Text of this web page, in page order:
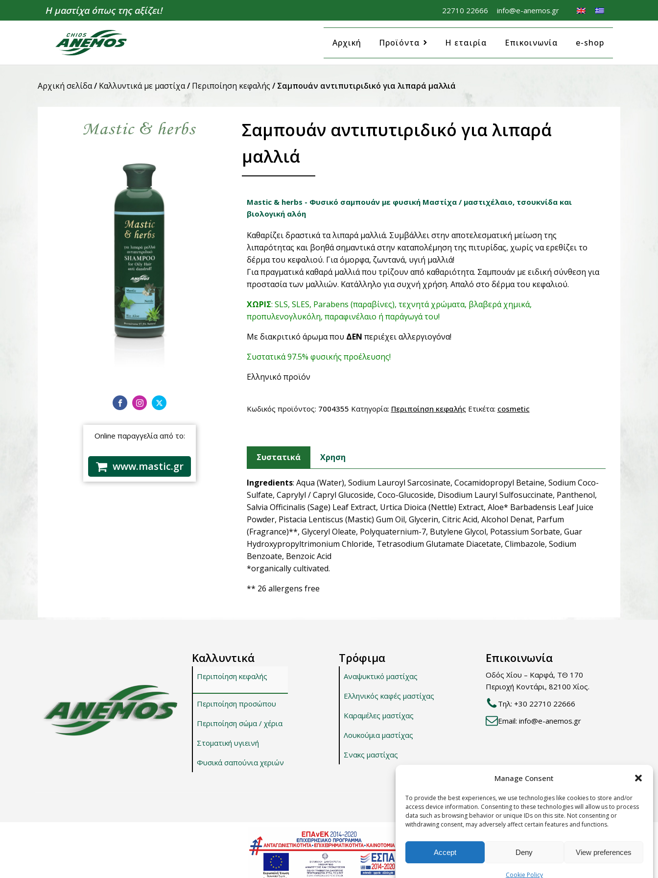
Manage Consent
To provide the best experiences, we use technologies like cookies to store and/or
access device information. Consenting to these technologies will allow us to process
data such as browsing behavior or unique IDs on this site. Not consenting or
withdrawing consent, may adversely affect certain features and functions.
Accept Deny View preferences
Cookie Policy
Η μαστίχα όπως της αξίζει! 22710 22666 info@e-anemos.gr
Αρχική Προϊόντα Η εταιρία Επικοινωνία e-shop
Αρχική σελίδα/ Καλλυντικά με μαστίχα/ Περιποίηση κεφαλής / Σαμπουάν αντιπυτιριδικό για λιπαρά μαλλιά
Online παραγγελία από το:
www.mastic.gr
Σαμπουάν αντιπυτιριδικό για λιπαρά
μαλλιά
Mastic & herbs - Φυσικό σαμπουάν με φυσική Μαστίχα / μαστιχέλαιο, τσουκνίδα και
βιολογική αλόη
Καθαρίζει δραστικά τα λιπαρά μαλλιά. Συμβάλλει στην αποτελεσματική μείωση της
λιπαρότητας και βοηθά σημαντικά στην καταπολέμηση της πιτυρίδας, χωρίς να ερεθίζει το
δέρμα του κεφαλιού. Για όμορφα, ζωντανά, υγιή μαλλιά!
Για πραγματικά καθαρά μαλλιά που τρίζουν από καθαριότητα. Σαμπουάν με ειδική σύνθεση για
προστασία των μαλλιών. Κατάλληλο για συχνή χρήση. Απαλό στο δέρμα του κεφαλιού.
ΧΩΡΙΣ: SLS, SLES, Parabens (παραβίνες), τεχνητά χρώματα, βλαβερά χημικά,
προπυλενογλυκόλη, παραφινέλαιο ή παράγωγά του!
Με διακριτικό άρωμα που ΔΕΝ περιέχει αλλεργιογόνα!
Συστατικά 97.5% φυσικής προέλευσης!
Ελληνικό προϊόν
Κωδικός προϊόντος: 7004355 Κατηγορία: Περιποίηση κεφαλής Ετικέτα: cosmetic
Συστατικά Χρηση
Ingredients: Aqua (Water), Sodium Lauroyl Sarcosinate, Cocamidopropyl Betaine, Sodium Coco-
Sulfate, Caprylyl / Capryl Glucoside, Coco-Glucoside, Disodium Lauryl Sulfosuccinate, Panthenol,
Salvia Officinalis (Sage) Leaf Extract, Urtica Dioica (Nettle) Extract, Aloe* Barbadensis Leaf Juice
Powder, Pistacia Lentiscus (Mastic) Gum Oil, Glycerin, Citric Acid, Alcohol Denat, Parfum
(Fragrance)**, Glyceryl Oleate, Polyquaternium-7, Butylene Glycol, Potassium Sorbate, Guar
Hydroxypropyltrimonium Chloride, Tetrasodium Glutamate Diacetate, Climbazole, Sodium
Benzoate, Benzoic Acid
*organically cultivated.
** 26 allergens free
Καλλυντικά
Περιποίηση κεφαλής
Περιποίηση προσώπου
Περιποίηση σώμα / χέρια
Στοματική υγιεινή
Φυσικά σαπούνια χεριών
Τρόφιμα
Αναψυκτικό μαστίχας
Ελληνικός καφές μαστίχας
Καραμέλες μαστίχας
Λουκούμια μαστίχας
Σνακς μαστίχας
Επικοινωνία
Οδός Χίου – Καρφά, ΤΘ 170
Περιοχή Κοντάρι, 82100 Χίος.
Τηλ: +30 22710 22666
Email: info@e-anemos.gr
Terms & Conditions